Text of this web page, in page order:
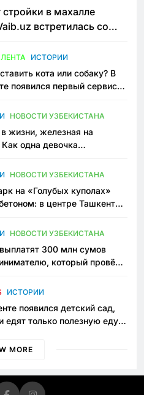
в махалле
встретилась со
ИСТОРИИ
кота или собаку? В
появился первый сервис
НОВОСТИ УЗБЕКИСТАНА
жизни, железная на
Как одна девочка
НОВОСТИ УЗБЕКИСТАНА
на «Голубых куполах»
в центре Ташкента
НОВОСТИ УЗБЕКИСТАНА
300 млн сумов
который провёл
ИСТОРИИ
появился детский сад,
едят только полезную еду.
«кашу без сахара»
MORE